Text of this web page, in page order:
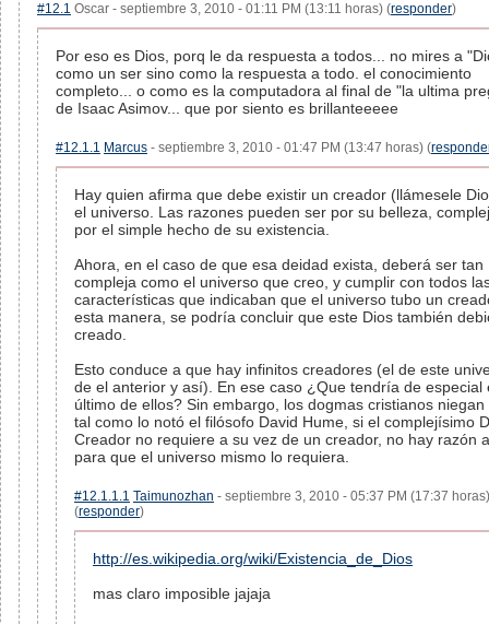
#12.1 Oscar - septiembre 3, 2010 - 01:11 PM (13:11 horas) (responder)
Por eso es Dios, porq le da respuesta a todos... no mires a
como un ser sino como la respuesta a todo. el conocimiento
completo... o como es la computadora al final de "la ultima
de Isaac Asimov... que por siento es brillanteeeee
#12.1.1 Marcus - septiembre 3, 2010 - 01:47 PM (13:47 horas) (
Hay quien afirma que debe existir un creador (llámesele
el universo. Las razones pueden ser por su belleza,
por el simple hecho de su existencia.
Ahora, en el caso de que esa deidad exista, deberá ser tan
compleja como el universo que creo, y cumplir con todos
características que indicaban que el universo tubo un
esta manera, se podría concluir que este Dios también
creado.
Esto conduce a que hay infinitos creadores (el de este
de el anterior y así). En ese caso ¿Que tendría de especial
último de ellos? Sin embargo, los dogmas cristianos niegan
tal como lo notó el filósofo David Hume, si el complejísimo
Creador no requiere a su vez de un creador, no hay razón
para que el universo mismo lo requiera.
#12.1.1.1 Taimunozhan - septiembre 3, 2010 - 05:37 PM (17:37 horas)
(responder)
http://es.wikipedia.org/wiki/Existencia_de_Dios
mas claro imposible jajaja